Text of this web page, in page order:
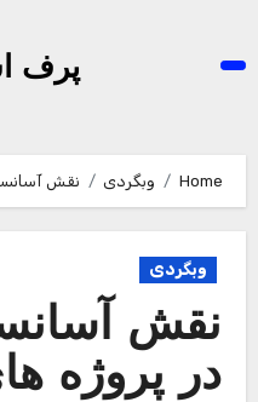
پرف
Home وبگردی نقش
وبگردی
نقش
در پروژه